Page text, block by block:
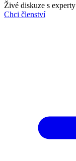
Živé diskuze s experty
Chci členství